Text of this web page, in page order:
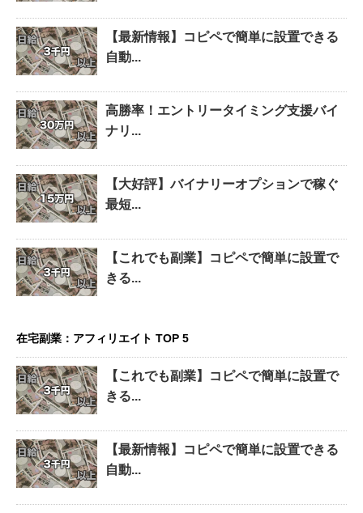
【最新情報】コピペで簡単に設置できる
自動...
高勝率！エントリータイミング支援バイ
ナリ...
【大好評】バイナリーオプションで稼ぐ
最短...
【これでも副業】コピペで簡単に設置で
きる...
在宅副業：アフィリエイト TOP 5
【これでも副業】コピペで簡単に設置で
きる...
【最新情報】コピペで簡単に設置できる
自動...